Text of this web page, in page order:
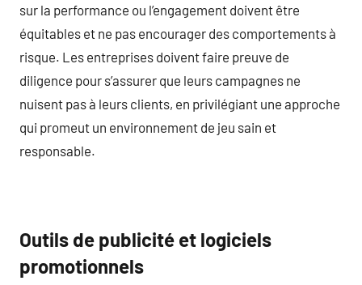
sur la performance ou l’engagement doivent être
équitables et ne pas encourager des comportements à
risque. Les entreprises doivent faire preuve de
diligence pour s’assurer que leurs campagnes ne
nuisent pas à leurs clients, en privilégiant une approche
qui promeut un environnement de jeu sain et
responsable.
Outils de publicité et logiciels
promotionnels